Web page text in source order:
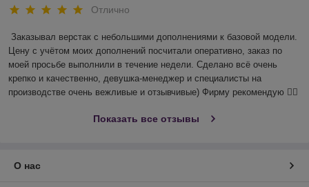
Отлично
Заказывал верстак с небольшими дополнениями к базовой модели.
Цену с учётом моих дополнений посчитали оперативно, заказ по
моей просьбе выполнили в течение недели. Сделано всё очень
крепко и качественно, девушка-менеджер и специалисты на
производстве очень вежливые и отзывчивые) Фирму рекомендую 👍🏻
Показать все отзывы
О нас